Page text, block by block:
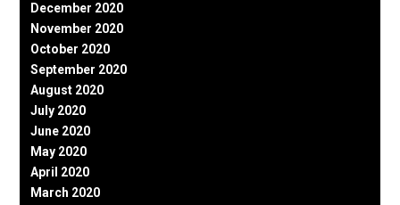
December 2020
November 2020
October 2020
September 2020
August 2020
July 2020
June 2020
May 2020
April 2020
March 2020